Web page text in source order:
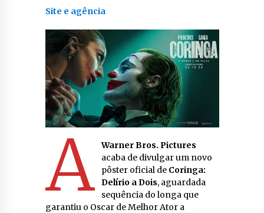
Site e agência
A
Warner Bros. Pictures
acaba de divulgar um novo
pôster oficial de Coringa:
Delírio a Dois, aguardada
sequência do longa que
garantiu o Oscar de Melhor Ator a